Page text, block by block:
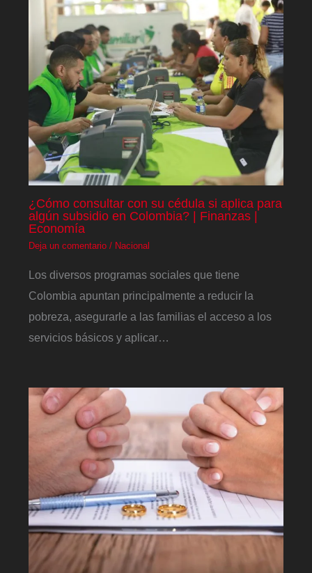
¿Cómo consultar con su cédula si aplica para
algún subsidio en Colombia? | Finanzas |
Economía
Deja un comentario / Nacional
Los diversos programas sociales que tiene
Colombia apuntan principalmente a reducir la
pobreza, asegurarle a las familias el acceso a los
servicios básicos y aplicar…